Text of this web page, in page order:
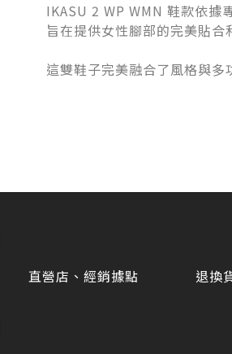
IKASU 2 WP WMN 鞋款依
旨在提供女性腳部的完美貼
這雙鞋子完美融合了風格與
直營店、經銷據點 退換